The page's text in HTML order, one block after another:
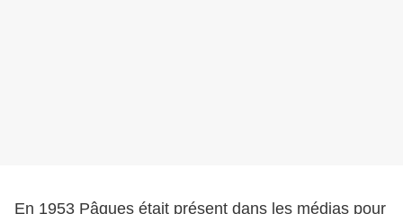
En 1953 Pâques était présent dans les médias pour